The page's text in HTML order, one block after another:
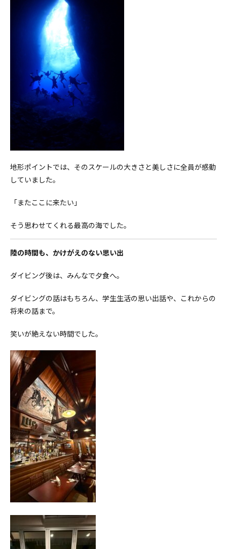
地形ポイントでは、そのスケールの大きさと美しさに全員が感動
していました。
「またここに来たい」
そう思わせてくれる最高の海でした。
陸の時間も、かけがえのない思い出
ダイビング後は、みんなで夕食へ。
ダイビングの話はもちろん、 学生生活の思い出話や、これからの
将来の話まで。
笑いが絶えない時間でした。